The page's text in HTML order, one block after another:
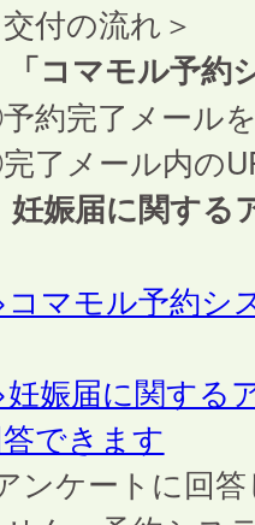
交付の流れ＞
「コマモル予約
約完了メール
了メール内の
妊娠届に関する
コマモル予約シ
妊娠届に関する
できます
ンケートに回